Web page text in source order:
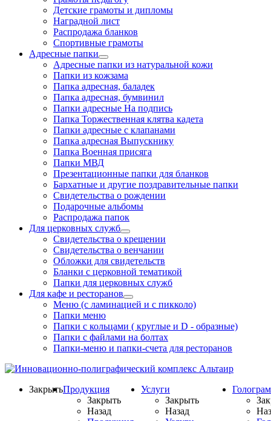
Детские грамоты и дипломы
Наградной лист
Распродажа бланков
Спортивные грамоты
Адресные папки
Адресные папки из натуральной кожи
Папки из кожзама
Папка адресная, баладек
Папка адресная, бумвинил
Папки адресные На подпись
Папка Торжественная клятва кадета
Папки адресные с клапанами
Папка адресная Выпускнику
Папка Военная присяга
Папки МВД
Презентационные папки для бланков
Бархатные и другие поздравительные папки
Свидетельства о рождении
Подарочные альбомы
Распродажа папок
Для церковных служб
Свидетельства о крещении
Свидетельства о венчании
Обложки для свидетельств
Бланки с церковной тематикой
Папки для церковных служб
Для кафе и ресторанов
Меню (с ламинацией и с пикколо)
Папки меню
Папки с кольцами ( круглые и D - образные)
Папки с файлами на болтах
Папки-меню и папки-счета для ресторанов
ЗакрытьПродукция
Закрыть
Назад
Услуги
Закрыть
Назад